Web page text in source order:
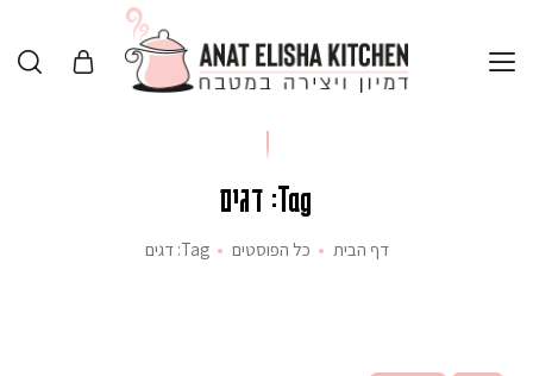
Tag: דגים
דף הבית כל הפוסטים Tag: דגים